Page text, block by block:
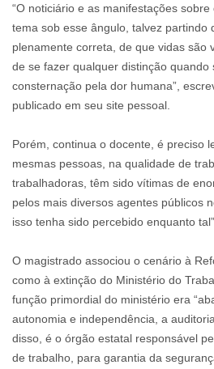
“O noticiário e as manifestações
tema sob esse ângulo, talvez partindo
plenamente correta, de que vidas são
de se fazer qualquer distinção quando
consternação pela dor humana”,
publicado em seu site pessoal.
Porém, continua o docente, é preciso
mesmas pessoas, na qualidade de
trabalhadoras, têm sido vítimas de
pelos mais diversos agentes públicos
isso tenha sido percebido enquanto tal”.
O magistrado associou o cenário à
como à extinção do Ministério do
função primordial do ministério era
autonomia e independência, a
disso, é o órgão estatal responsável
de trabalho, para garantia da